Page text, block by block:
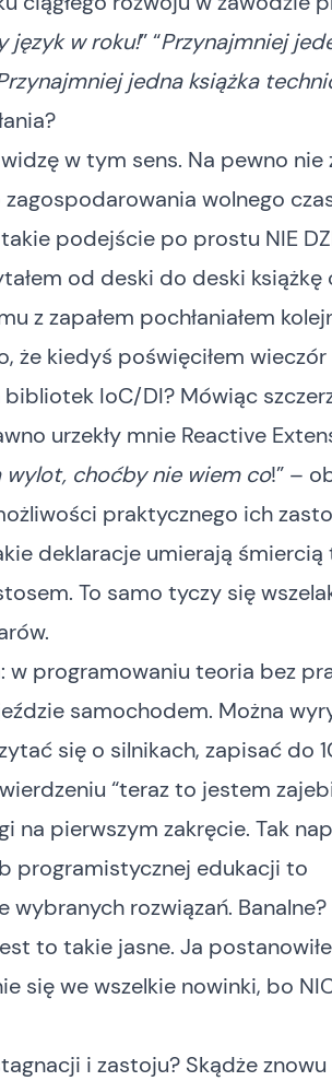
język w roku!” “Przynajmniej
jedna książka
w tym sens. Na pewno nie
wolnego
podejście po prostu NIE
od deski do deski książkę
z zapałem pochłaniałem
że kiedyś poświęciłem
IoC/DI? Mówiąc
urzekły mnie Reactive
choćby nie wiem co!” –
praktycznego ich
deklaracje umierają śmiercią
To samo tyczy się
w programowaniu teoria bez
samochodem. Można
się o silnikach, zapisać do
“teraz to jestem
na pierwszym zakręcie. Tak
programistycznej edukacji to
rozwiązań. Banalne?
to takie jasne. Ja
się we wszelkie nowinki, bo
i zastoju? Skądże znowu